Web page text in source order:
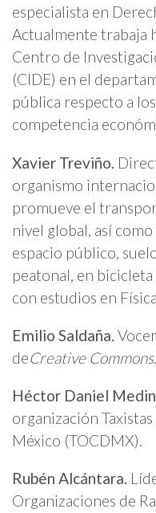
especialista en
Actualmente trabaja
Centro de
(CIDE) en el
pública respecto a
competencia
Xavier Treviño.
organismo
promueve el
nivel global, así
espacio público,
peatonal, en
con estudios en
Emilio Saldaña.
deCreative Commons.
Héctor Daniel
organización
México (TOCDMX).
Rubén Alcántara.
Organizaciones de